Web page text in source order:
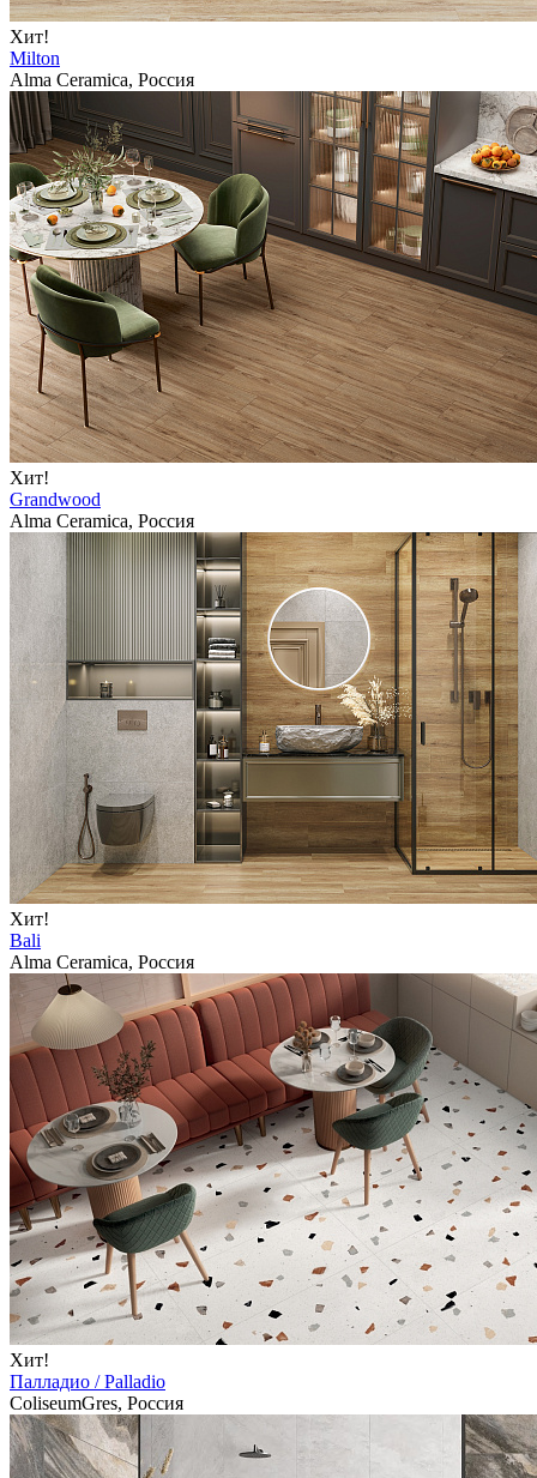
Хит!
Milton
Alma Ceramica, Россия
Хит!
Grandwood
Alma Ceramica, Россия
Хит!
Bali
Alma Ceramica, Россия
Хит!
Палладио / Palladio
ColiseumGres, Россия